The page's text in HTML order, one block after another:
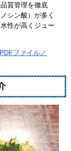
質管理を徹底
シン酸）が多く
性が高くジュー
ファイル／